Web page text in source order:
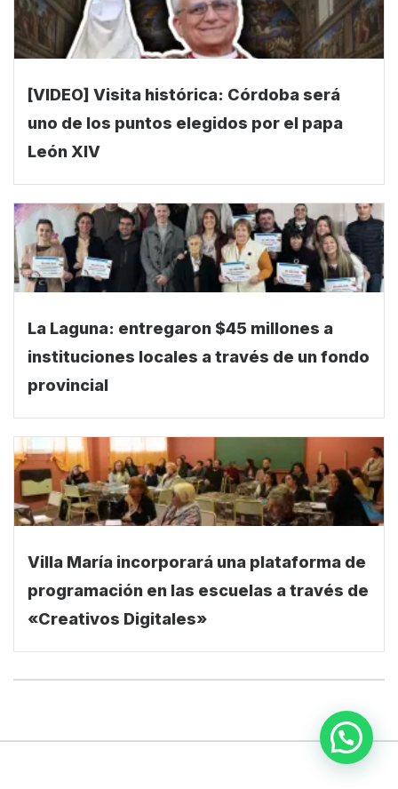
[VIDEO] Visita histórica: Córdoba será
uno de los puntos elegidos por el papa
León XIV
La Laguna: entregaron $45 millones a
instituciones locales a través de un fondo
provincial
Villa María incorporará una plataforma de
programación en las escuelas a través de
«Creativos Digitales»